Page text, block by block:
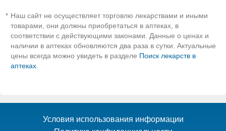
* Наш сайт не осуществляет торговлю лекарствами и иными
товарами, они должны приобретаться в аптеках, в
соответствии с действующими законами. Данные о ценах и
наличии в аптеках обновляются два раза в сутки. Актуальные
цены всегда можно увидеть в разделе Поиск лекарств в
аптеках.
Условия использования информации